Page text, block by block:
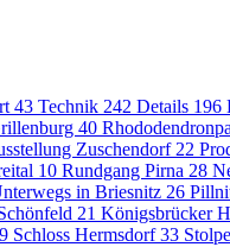
43 Technik 242 Details 196
40
Zuschendorf 22
10 Rundgang Pirna 28
in Briesnitz 26
21 Königsbrücker
Schloss Hermsdorf33